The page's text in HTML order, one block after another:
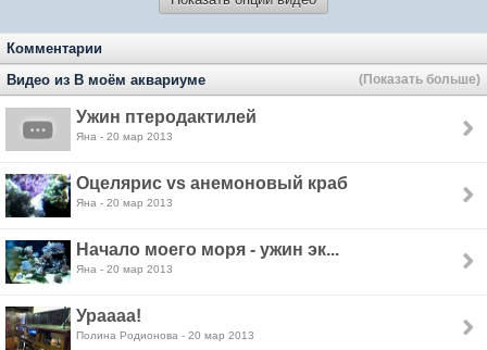
Комментарии
Видео из В моём аквариуме
(Показать больше)
Ужин птеродактилей
Яна - 20 мар 2013
Оцелярис vs анемоновый краб
Яна - 20 мар 2013
Начало моего моря - ужин эк...
Яна - 20 мар 2013
Ураааа!
Полина Родионова - 20 мар 2013